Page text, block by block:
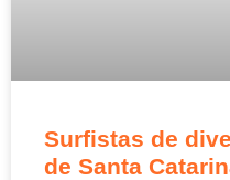
Surfistas de
de Santa